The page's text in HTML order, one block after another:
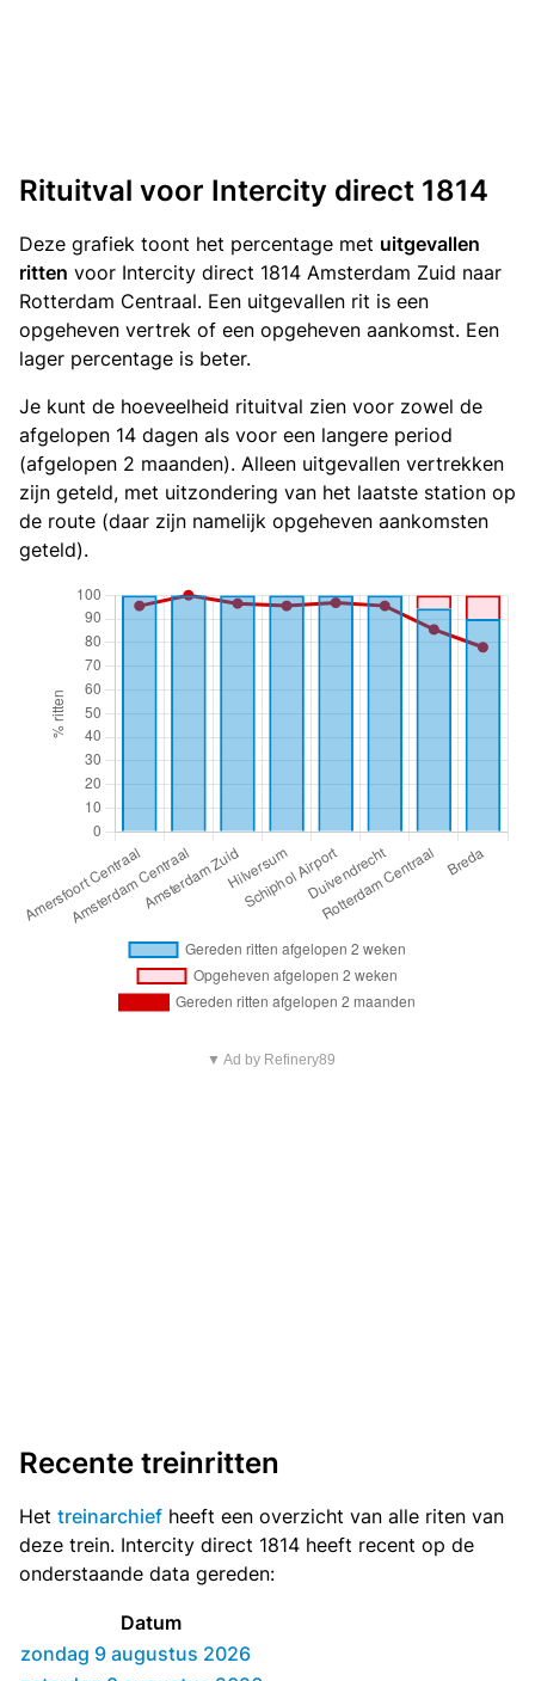
Rituitval voor Intercity direct 1814
Deze grafiek toont het percentage met uitgevallen
ritten voor Intercity direct 1814 Amsterdam Zuid naar
Rotterdam Centraal. Een uitgevallen rit is een
opgeheven vertrek of een opgeheven aankomst. Een
lager percentage is beter.
Je kunt de hoeveelheid rituitval zien voor zowel de
afgelopen 14 dagen als voor een langere period
(afgelopen 2 maanden). Alleen uitgevallen vertrekken
zijn geteld, met uitzondering van het laatste station op
de route (daar zijn namelijk opgeheven aankomsten
geteld).
▼ Ad by Refinery89
Recente treinritten
Het treinarchief heeft een overzicht van alle riten van
deze trein. Intercity direct 1814 heeft recent op de
onderstaande data gereden:
Datum
zondag 9 augustus 2026